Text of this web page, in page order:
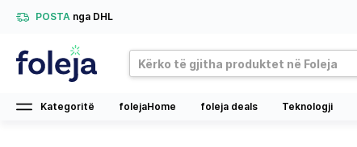
POSTA nga DHL
Kategoritë folejaHome foleja deals Teknologji